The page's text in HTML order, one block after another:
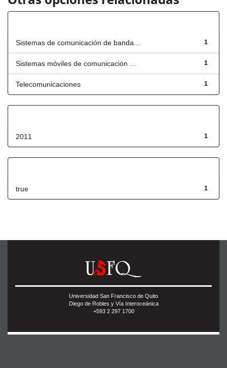
1
Sistemas de comunicación de banda...
1
Sistemas móviles de comunicación ...
1
Telecomunicaciones
1
2011
1
true
Universidad San Francisco de Quito
Diego de Robles y Vía Interoceánica
+593 2 297 1700